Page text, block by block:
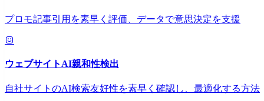
プロモ記事引用を素早く評価、データで意思決定を支援
ウェブサイトAI親和性検出
自社サイトのAI検索友好性を素早く確認し、最適化する方法